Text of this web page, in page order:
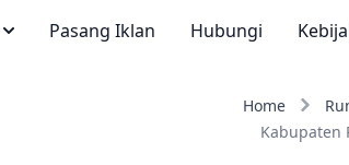
Pasang Iklan Hubungi
Home
Kabupaten